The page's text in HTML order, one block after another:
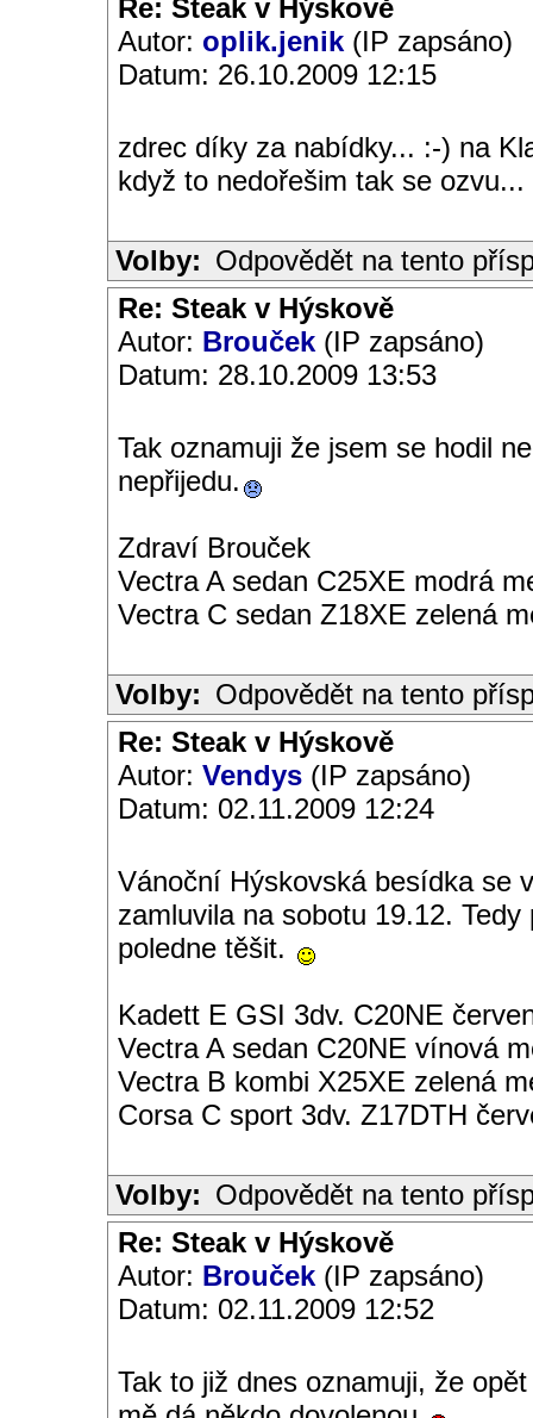
Re: Steak v Hýskově
Autor: oplik.jenik (IP zapsáno)
Datum: 26.10.2009 12:15
zdrec díky za nabídky... :-) na
když to nedořešim tak se ozvu...
Volby: Odpovědět na tento
Re: Steak v Hýskově
Autor: Brouček (IP zapsáno)
Datum: 28.10.2009 13:53
Tak oznamuji že jsem se hodil
nepřijedu.
Zdraví Brouček
Vectra A sedan C25XE modrá
Vectra C sedan Z18XE zelená
Volby: Odpovědět na tento
Re: Steak v Hýskově
Autor: Vendys (IP zapsáno)
Datum: 02.11.2009 12:24
Vánoční Hýskovská besídka se
zamluvila na sobotu 19.12.
poledne těšit.
Kadett E GSI 3dv. C20NE
Vectra A sedan C20NE vínová
Vectra B kombi X25XE zelená
Corsa C sport 3dv. Z17DTH
Volby: Odpovědět na tento
Re: Steak v Hýskově
Autor: Brouček (IP zapsáno)
Datum: 02.11.2009 12:52
Tak to již dnes oznamuji, že